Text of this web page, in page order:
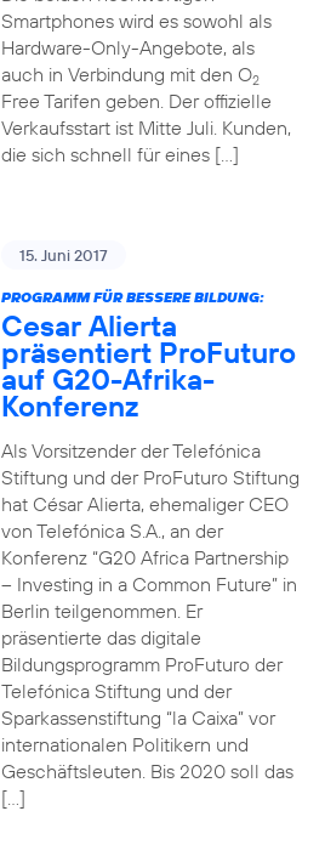
Smartphones wird es sowohl als
Hardware-Only-Angebote, als
auch in Verbindung mit den O2
Free Tarifen geben. Der offizielle
Verkaufsstart ist Mitte Juli. Kunden,
die sich schnell für eines […]
15. Juni 2017
PROGRAMM FÜR BESSERE BILDUNG:
Cesar Alierta
präsentiert ProFuturo
auf G20-Afrika-
Konferenz
Als Vorsitzender der Telefónica
Stiftung und der ProFuturo Stiftung
hat César Alierta, ehemaliger CEO
von Telefónica S.A., an der
Konferenz “G20 Africa Partnership
– Investing in a Common Future” in
Berlin teilgenommen. Er
präsentierte das digitale
Bildungsprogramm ProFuturo der
Telefónica Stiftung und der
Sparkassenstiftung “la Caixa” vor
internationalen Politikern und
Geschäftsleuten. Bis 2020 soll das
[…]